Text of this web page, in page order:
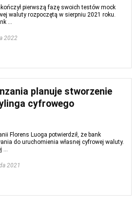
pierwszą fazę swoich testów mock
waluty rozpoczętą w sierpniu 2021 roku.
...
2022
planuje stworzenie
cyfrowego
Florens Luoga potwierdził, że bank
do uruchomienia własnej cyfrowej waluty.
...
2021